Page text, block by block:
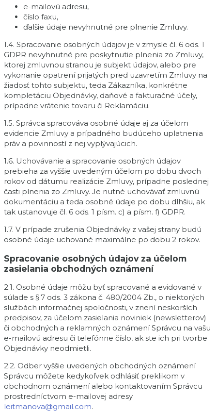
e-mailovú adresu,
číslo faxu,
ďalšie údaje nevyhnutné pre plnenie Zmluvy.
1.4. Spracovanie osobných údajov je v zmysle čl. 6 ods. 1
GDPR nevyhnutné pre poskytnutie plnenia zo Zmluvy,
ktorej zmluvnou stranou je subjekt údajov, alebo pre
vykonanie opatrení prijatých pred uzavretím Zmluvy na
žiadosť tohto subjektu, teda Zákazníka, konkrétne
kompletáciu Objednávky, daňové a fakturačné účely,
prípadne vrátenie tovaru či Reklamáciu.
1.5. Správca spracováva osobné údaje aj za účelom
evidencie Zmluvy a prípadného budúceho uplatnenia
práv a povinností z nej vyplývajúcich.
1.6. Uchovávanie a spracovanie osobných údajov
prebieha za vyššie uvedeným účelom po dobu dvoch
rokov od dátumu realizácie Zmluvy, prípadne poslednej
časti plnenia zo Zmluvy. Je nutné uchovávať zmluvnú
dokumentáciu a teda osobné údaje po dobu dlhšiu, ak
tak ustanovuje čl. 6 ods. 1 písm. c) a písm. f) GDPR.
1.7. V prípade zrušenia Objednávky z vašej strany budú
osobné údaje uchované maximálne po dobu 2 rokov.
Spracovanie osobných údajov za účelom
zasielania obchodných oznámení
2.1. Osobné údaje môžu byť spracované a evidované v
súlade s § 7 ods. 3 zákona č. 480/2004 Zb., o niektorých
službách informačnej spoločnosti, v znení neskorších
predpisov, za účelom zasielania noviniek (newsletterov)
či obchodných a reklamných oznámení Správcu na vašu
e-mailovú adresu či telefónne číslo, ak ste ich pri tvorbe
Objednávky neodmietli.
2.2. Odber vyššie uvedených obchodných oznámení
Správcu môžete kedykoľvek odhlásiť preklikom v
obchodnom oznámení alebo kontaktovaním Správcu
prostredníctvom e-mailovej adresy
leitmanova@gmail.com.